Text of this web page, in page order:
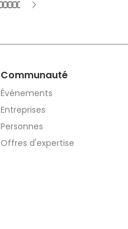
Communauté
Événements
Entreprises
Personnes
Offres d'expertise